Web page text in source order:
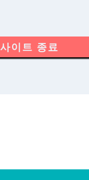
사이트 종료